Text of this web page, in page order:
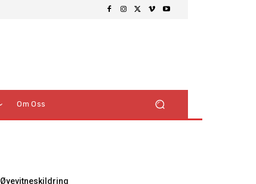
Om Oss
Øyevitneskildring